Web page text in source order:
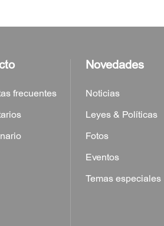
frecuentes
Novedades
Noticias
Leyes & Políticas
Fotos
Eventos
Temas especiales